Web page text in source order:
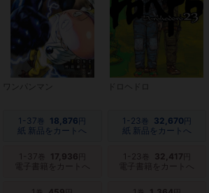
ワンパンマン
1-37巻 18,876 円
紙 新品をカートへ
1-37 巻 17,936
電子書籍をカートへ
1-23巻 32,670 円
紙 新品をカートへ
1-23 巻 32,417
電子書籍をカートへ